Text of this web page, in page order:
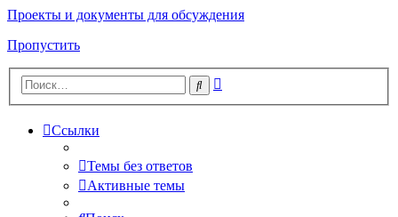
Проекты и документы для обсуждения
Пропустить
Поиск
Ссылки
Темы без ответов
Активные темы